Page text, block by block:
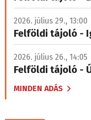
2026. július 29., 13:00
Felföldi tájoló -
2026. július 26., 14:05
Felföldi tájoló -
MINDEN ADÁS